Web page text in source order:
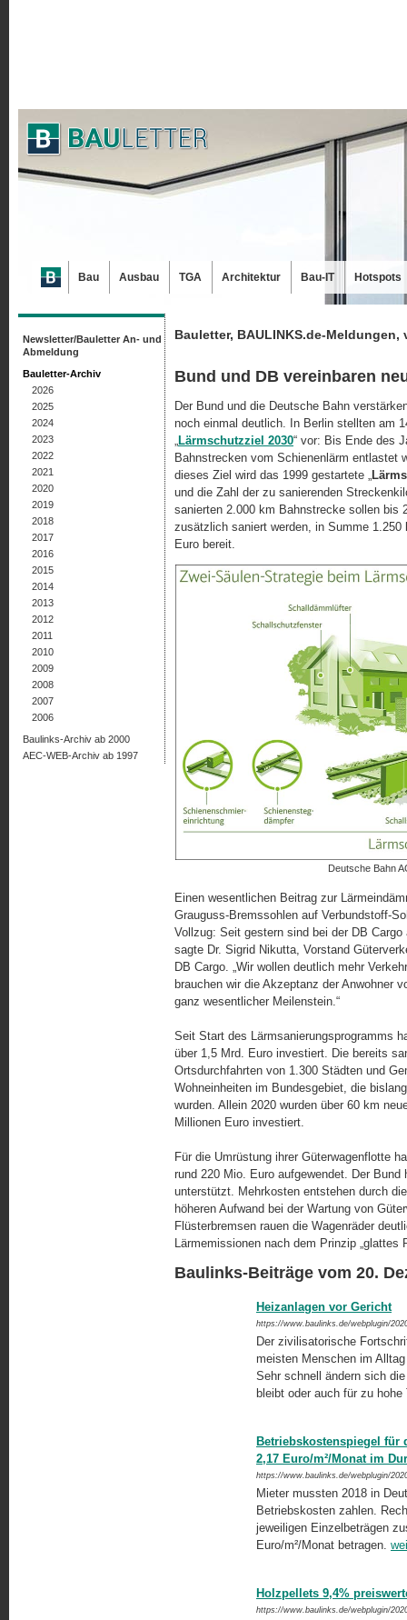
Bauletter, BAULINKS.de-Meldungen,
Bund und DB vereinbaren
Der Bund und die Deutsche Bahn
noch einmal deutlich. In Berlin stellten am
„Lärmschutzziel 2030“ vor: Bis Ende des
Bahnstrecken vom Schienenlärm entlastet
dieses Ziel wird das 1999 gestartete „
und die Zahl der zu sanierenden
sanierten 2.000 km Bahnstrecke sollen bis
zusätzlich saniert werden, in Summe
Euro bereit.
Deutsche Bahn
Einen wesentlichen Beitrag zur
Grauguss-Bremssohlen auf Verbundstoff-
Vollzug: Seit gestern sind bei der DB
sagte Dr. Sigrid Nikutta, Vorstand
DB Cargo. „Wir wollen deutlich mehr
brauchen wir die Akzeptanz der Anwohner
ganz wesentlicher Meilenstein.“
Seit Start des Lärmsanierungsprogramms
über 1,5 Mrd. Euro investiert. Die bereits
Ortsdurchfahrten von 1.300 Städten und
Wohneinheiten im Bundesgebiet, die
wurden. Allein 2020 wurden über 60 km
Millionen Euro investiert.
Für die Umrüstung ihrer Güterwagenflotte
rund 220 Mio. Euro aufgewendet. Der
unterstützt. Mehrkosten entstehen durch
höheren Aufwand bei der Wartung von
Flüsterbremsen rauen die Wagenräder
Lärmemissionen nach dem Prinzip „glattes
Baulinks-Beiträge vom 20.
Heizanlagen vor Gericht
https://www.baulinks.de/webplugin/
Der zivilisatorische
meisten Menschen im
Sehr schnell ändern sich
bleibt oder auch für zu
Betriebskostenspiegel für
2,17 Euro/m²/Monat im
https://www.baulinks.de/webplugin/
Mieter mussten 2018 in
Betriebskosten zahlen.
jeweiligen Einzelbeträgen
Euro/m²/Monat betragen.
Holzpellets 9,4%
https://www.baulinks.de/webplugin/
Newsletter/Bauletter An- und
Abmeldung
Bauletter-Archiv
2026
2025
2024
2023
2022
2021
2020
2019
2018
2017
2016
2015
2014
2013
2012
2011
2010
2009
2008
2007
2006
Baulinks-Archiv ab 2000
AEC-WEB-Archiv ab 1997
Bau Ausbau TGA Architektur Bau-IT Hotspots